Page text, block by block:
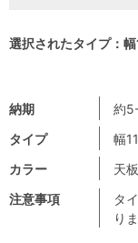
注意事項
タ
り
納期
約
タイプ
幅
カラー
天
選択されたタイプ：